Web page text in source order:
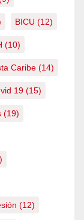
BICU (12)
(10)
Caribe (14)
19 (15)
(19)
(12)